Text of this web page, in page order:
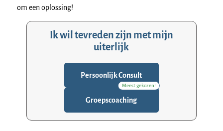
om een oplossing!
Ik wil tevreden zijn met mijn
uiterlijk
Persoonlijk Consult
Meest gekozen!
Groepscoaching